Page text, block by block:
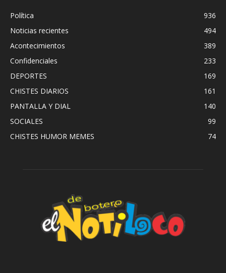
Política
936
Noticias recientes
494
Acontecimientos
389
Confidenciales
233
DEPORTES
169
CHISTES DIARIOS
161
PANTALLA Y DIAL
140
SOCIALES
99
CHISTES HUMOR MEMES
74